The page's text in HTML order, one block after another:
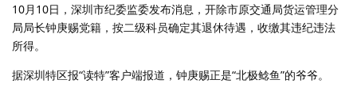
10月10日，深圳市纪委监委发布消息，开除市原交通局货运管理分
局局长钟庚赐党籍，按二级科员确定其退休待遇，收缴其违纪违法
所得。
据深圳特区报“读特”客户端报道，钟庚赐正是“北极鲶鱼”的爷爷。